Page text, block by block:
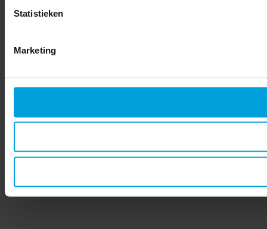
Statistieken
Marketing